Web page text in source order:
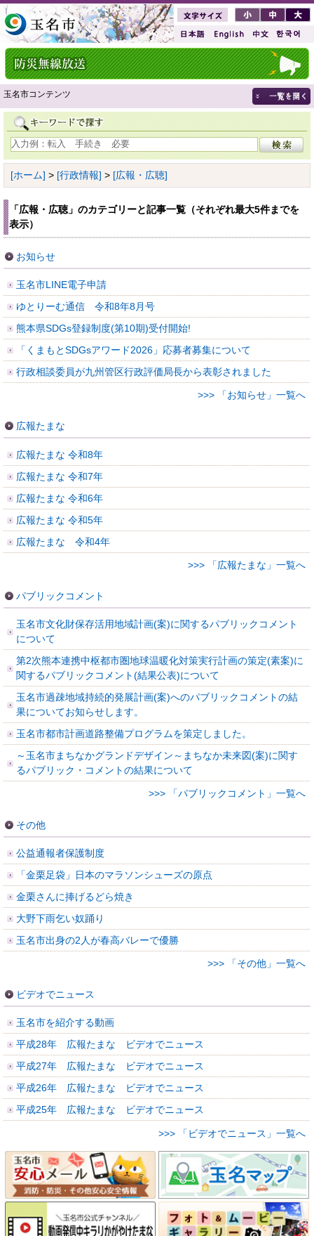
玉名市コンテンツ
[ホーム] > [行政情報] > [広報・広聴]
「広報・広聴」のカテゴリーと記事一覧（それぞれ最大5件までを
表示）
お知らせ
玉名市LINE電子申請
ゆとりーむ通信 令和8年8月号
熊本県SDGs登録制度(第10期)受付開始!
「くまもとSDGsアワード2026」応募者募集について
行政相談委員が九州管区行政評価局長から表彰されました
>>> 「お知らせ」一覧へ
広報たまな
広報たまな 令和8年
広報たまな 令和7年
広報たまな 令和6年
広報たまな 令和5年
広報たまな 令和4年
>>> 「広報たまな」一覧へ
パブリックコメント
玉名市文化財保存活用地域計画(案)に関するパブリックコメント
について
第2次熊本連携中枢都市圏地球温暖化対策実行計画の策定(素案)に
関するパブリックコメント(結果公表)について
玉名市過疎地域持続的発展計画(案)へのパブリックコメントの結
果についてお知らせします。
玉名市都市計画道路整備プログラムを策定しました。
～玉名市まちなかグランドデザイン～まちなか未来図(案)に関す
るパブリック・コメントの結果について
>>> 「パブリックコメント」一覧へ
その他
公益通報者保護制度
「金栗足袋」日本のマラソンシューズの原点
金栗さんに捧げるどら焼き
大野下雨乞い奴踊り
玉名市出身の2人が春高バレーで優勝
>>> 「その他」一覧へ
ビデオでニュース
玉名市を紹介する動画
平成28年 広報たまな ビデオでニュース
平成27年 広報たまな ビデオでニュース
平成26年 広報たまな ビデオでニュース
平成25年 広報たまな ビデオでニュース
>>> 「ビデオでニュース」一覧へ